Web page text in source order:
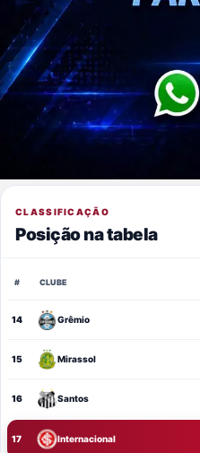
CLASSIFICAÇÃO
Posição na tabela
# CLUBE
14 Grêmio
15 Mirassol
16 Santos
17 Internacional